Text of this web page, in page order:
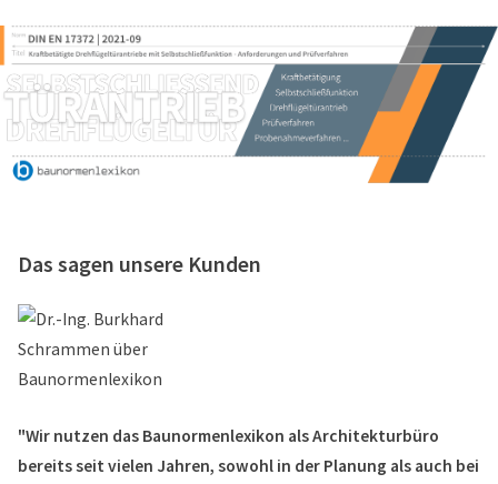
Das sagen unsere Kunden
"Wir nutzen das Baunormenlexikon als Architekturbüro
bereits seit vielen Jahren, sowohl in der Planung als auch bei